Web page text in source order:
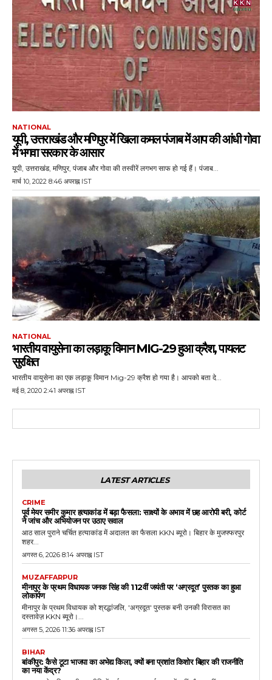
NATIONAL
यूपी, उत्तराखंड और मणिपुर में खिला कमल पंजाब में आप की आंधी गोवा
में भगवा सरकार के आसार
यूपी, उत्तराखंड, मणिपुर, पंजाब और गोवा की तस्वीरें लगभग साफ हो गई हैं। पंजाब...
मार्च 10, 2022 8:46 अपराह्न IST
NATIONAL
भारतीय वायुसेना का लड़ाकू विमान MIG-29 हुआ क्रैश, पायलट
सुरक्षित
भारतीय वायुसेना का एक लड़ाकू विमान Mig-29 क्रैश हो गया है। आपको बता दे...
मई 8, 2020 2:41 अपराह्न IST
LATEST ARTICLES
CRIME
पूर्व मेयर समीर कुमार हत्याकांड में बड़ा फैसला: साक्ष्यों के अभाव में छह आरोपी बरी, कोर्ट
ने जांच और अभियोजन पर उठाए सवाल
आठ साल पुराने चर्चित हत्याकांड में अदालत का फैसला KKN ब्यूरो। बिहार के मुजफ्फरपुर
शहर...
अगस्त 6, 2026 8:14 अपराह्न IST
MUZAFFARPUR
मीनापुर के प्रथम विधायक जनक सिंह की 112वीं जयंती पर ‘अग्रदूत’ पुस्तक का हुआ
लोकार्पण
मीनापुर के प्रथम विधायक को श्रद्धांजलि, 'अग्रदूत' पुस्तक बनी उनकी विरासत का
दस्तावेज़ KKN ब्यूरो।...
अगस्त 5, 2026 11:36 अपराह्न IST
BIHAR
बांकीपुर: कैसे टूटा भाजपा का अभेद्य किला, क्यों बना प्रशांत किशोर बिहार की राजनीति
का नया केंद्र?